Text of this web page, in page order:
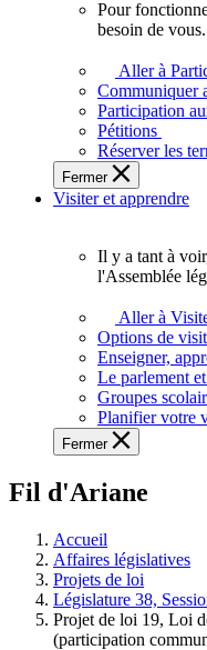
plein
potentiel,
l'Assemblée
a
besoin
de
Pour
besoin de vous.
Aller à
Communiquer
Participation
Pétitions
Réserver les
Fermer
Visiter et apprendre
voir,
apprendre
et
à
à
législative.
Il y a tant à
l'Assemblée
Aller à
Options de
Enseigner,
Le parlement
Groupes
Planifier votre
Fermer
Fil d'Ariane
Accueil
Affaires législatives
Projets de loi
Législature 38,
Projet de loi 19, Loi
(participation